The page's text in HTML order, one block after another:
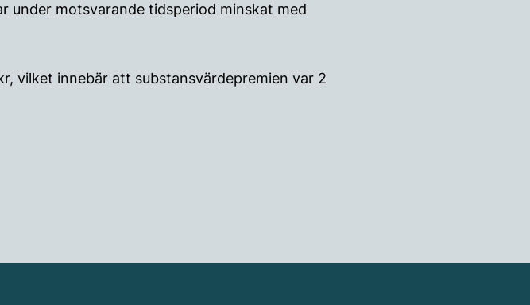
under motsvarande tidsperiod minskat med
vilket innebär att substansvärdepremien var 2